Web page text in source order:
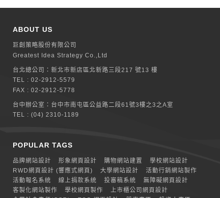
ABOUT US
巨創策略股份有限公司
Greatest Idea Strategy Co.,Ltd
台北總公司：新北巿新店區北新路三段217 號13 樓
TEL :02-2912-5579
FAX : 02-2912-5778
台中辦公室： 台中市南屯區公益路二段61號3樓之3之A室
TEL :(04) 2310-1189
POPULAR TAGS
品牌網站設計 形象網頁設計 購物網站建置
學校網站設計
RWD網頁設計 (響應式網頁)
大學網站設計
活動行銷網站製作
活動報名系統
線上捐款系統 投審稿系統
無障礙網頁設計
客製化網站製作
學校網頁製作
上市櫃公司網頁設計